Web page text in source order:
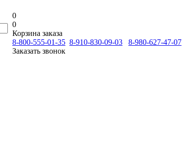
0
0
Корзина заказа
8-800-555-01-35 8-910-830-09-03 8-980-627-47-07
Заказать звонок